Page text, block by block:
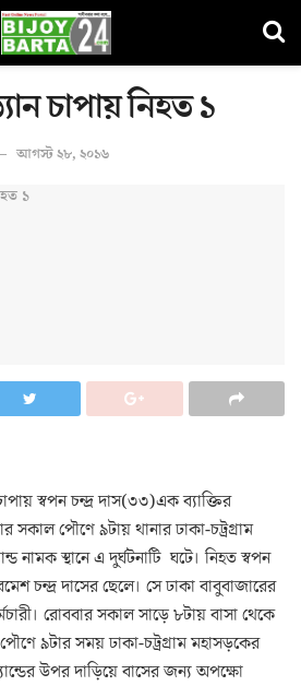
চাপায় নিহত ১
আগস্ট ২৮, ২০১৬
স্বপন চন্দ্র দাস(৩৩)এক ব্যাক্তির
সকাল পৌণে ৯টায় থানার ঢাকা-চট্রগ্রাম
নামক স্থানে এ দুর্ঘটনাটি ঘটে। নিহত স্বপন
চন্দ্র দাসের ছেলে। সে ঢাকা বাবুবাজারের
রোববার সকাল সাড়ে ৮টায় বাসা থেকে
৯টার সময় ঢাকা-চট্রগ্রাম মহাসড়কের
উপর দাড়িয়ে বাসের জন্য অপক্ষো